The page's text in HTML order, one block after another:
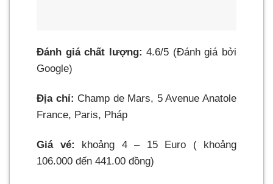
Đánh giá chất lượng: 4.6/5 (Đánh giá bởi
Google)
Địa chỉ: Champ de Mars, 5 Avenue Anatole
France, Paris, Pháp
Giá vé: khoảng 4 – 15 Euro ( khoảng
106.000 đến 441.00 đồng)